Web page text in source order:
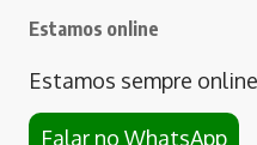
Estamos online
Estamos sempre
Falar no WhatsApp